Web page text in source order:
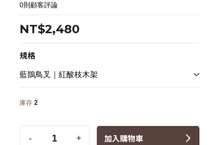
0則顧客評論
NT$2,480
規格
庫存 2
- + 加入購物車